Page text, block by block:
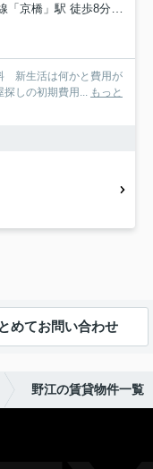
「京橋」駅 徒歩8分
新生活は何かと費用が
探しの初期費用... もっと
めてお問い合わせ
野江の賃貸物件一覧